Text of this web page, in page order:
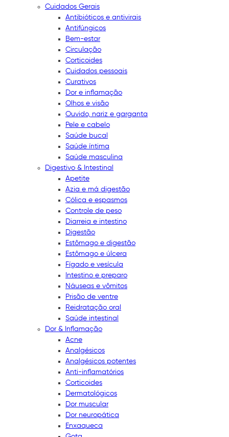
Cuidados Gerais
Antibióticos e antivirais
Antifúngicos
Bem-estar
Circulação
Corticoides
Cuidados pessoais
Curativos
Dor e inflamação
Olhos e visão
Ouvido, nariz e garganta
Pele e cabelo
Saúde bucal
Saúde íntima
Saúde masculina
Digestivo & Intestinal
Apetite
Azia e má digestão
Cólica e espasmos
Controle de peso
Diarreia e intestino
Digestão
Estômago e digestão
Estômago e úlcera
Fígado e vesícula
Intestino e preparo
Náuseas e vômitos
Prisão de ventre
Reidratação oral
Saúde intestinal
Dor & Inflamação
Acne
Analgésicos
Analgésicos potentes
Anti-inflamatórios
Corticoides
Dermatológicos
Dor muscular
Dor neuropática
Enxaqueca